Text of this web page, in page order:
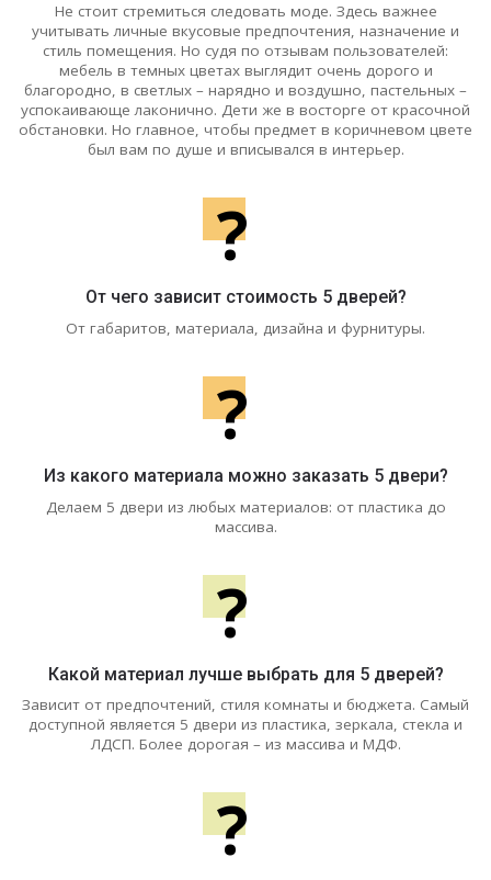
Не стоит стремиться следовать моде. Здесь важнее
учитывать личные вкусовые предпочтения, назначение и
стиль помещения. Но судя по отзывам пользователей:
мебель в темных цветах выглядит очень дорого и
благородно, в светлых – нарядно и воздушно, пастельных –
успокаивающе лаконично. Дети же в восторге от красочной
обстановки. Но главное, чтобы предмет в коричневом цвете
был вам по душе и вписывался в интерьер.
?
От чего зависит стоимость 5 дверей?
От габаритов, материала, дизайна и фурнитуры.
?
Из какого материала можно заказать 5 двери?
Делаем 5 двери из любых материалов: от пластика до
массива.
?
Какой материал лучше выбрать для 5 дверей?
Зависит от предпочтений, стиля комнаты и бюджета. Самый
доступной является 5 двери из пластика, зеркала, стекла и
ЛДСП. Более дорогая – из массива и МДФ.
?